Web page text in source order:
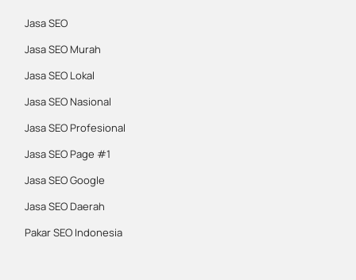
Jasa SEO
Jasa SEO Murah
Jasa SEO Lokal
Jasa SEO Nasional
Jasa SEO Profesional
Jasa SEO Page #1
Jasa SEO Google
Jasa SEO Daerah
Pakar SEO Indonesia